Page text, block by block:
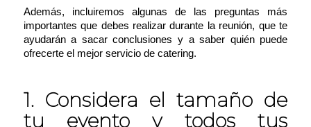
Además, incluiremos algunas de las preguntas más
importantes que debes realizar durante la reunión, que te
ayudarán a sacar conclusiones y a saber quién puede
ofrecerte el mejor servicio de catering.
1. Considera el tamaño de
tu evento y todos tus